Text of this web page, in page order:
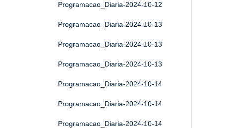
Programacao_Diaria-2024-10-12
Programacao_Diaria-2024-10-13
Programacao_Diaria-2024-10-13
Programacao_Diaria-2024-10-13
Programacao_Diaria-2024-10-14
Programacao_Diaria-2024-10-14
Programacao_Diaria-2024-10-14